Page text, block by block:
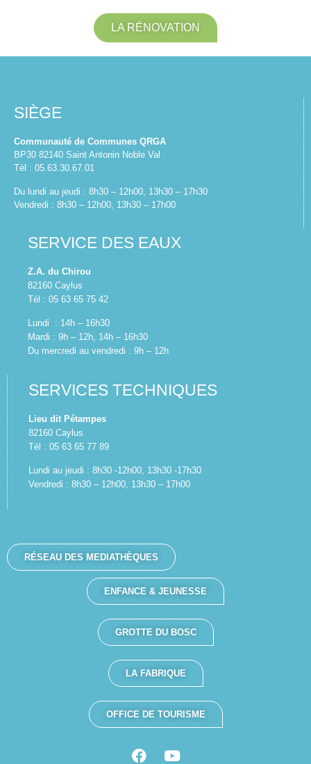
LA RÉNOVATION
SIÈGE
Communauté de Communes QRGA
BP30 82140 Saint Antonin Noble Val
Tél : 05.63.30.67.01
Du lundi au jeudi : 8h30 – 12h00, 13h30 – 17h30
Vendredi : 8h30 – 12h00, 13h30 – 17h00
SERVICE DES EAUX
Z.A. du Chirou
82160 Caylus
Tél : 05 63 65 75 42
Lundi : 14h – 16h30
Mardi : 9h – 12h, 14h – 16h30
Du mercredi au vendredi : 9h – 12h
SERVICES TECHNIQUES
Lieu dit Pétampes
82160 Caylus
Tél : 05 63 65 77 89
Lundi au jeudi : 8h30 -12h00, 13h30 -17h30
Vendredi : 8h30 – 12h00, 13h30 – 17h00
RÉSEAU DES MEDIATHÈQUES
ENFANCE & JEUNESSE
GROTTE DU BOSC
LA FABRIQUE
OFFICE DE TOURISME